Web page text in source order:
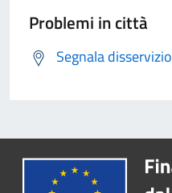
Problemi in città
Segnala disservizio